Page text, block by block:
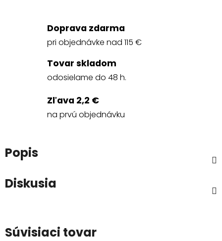
Doprava zdarma
pri objednávke nad 115 €
Tovar skladom
odosielame do 48 h.
Zľava 2,2 €
na prvú objednávku
Popis
Diskusia
Súvisiaci tovar